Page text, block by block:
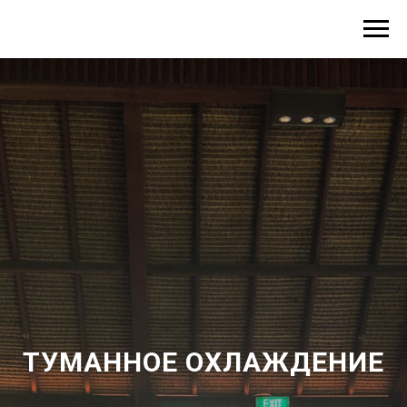
ТУМАННОЕ ОХЛАЖДЕНИЕ